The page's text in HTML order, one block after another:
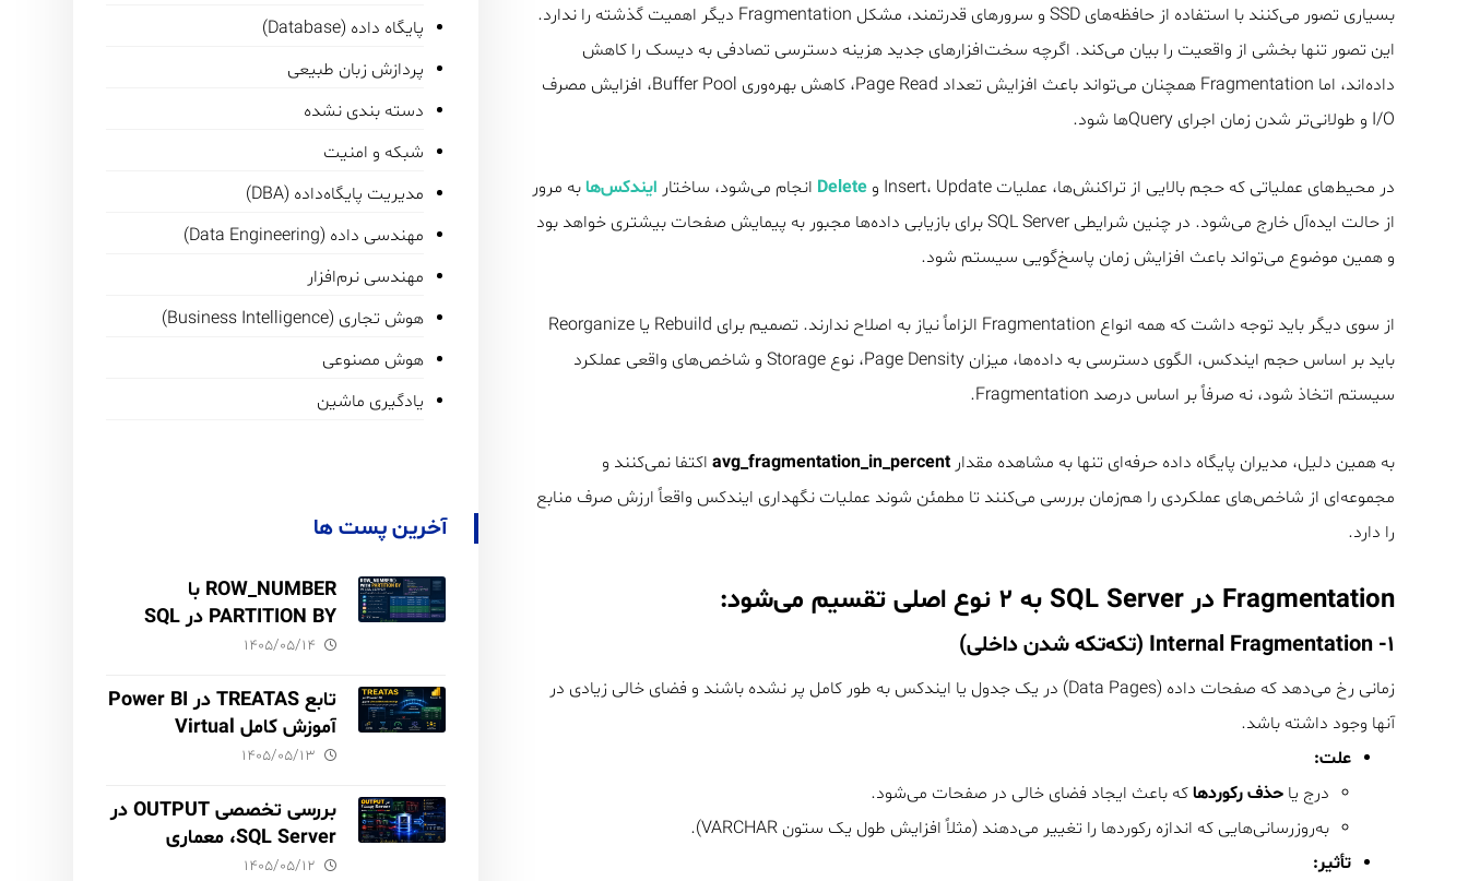
بسیاری تصور می‌کنند با استفاده از حافظه‌های SSD و سرورهای قدرتمند، مشکل Fragmentation دیگر اهمیت گذشته را ندارد.
این تصور تنها بخشی از واقعیت را بیان می‌کند. اگرچه سخت‌افزارهای جدید هزینه دسترسی تصادفی به دیسک را کاهش
داده‌اند، اما Fragmentation همچنان می‌تواند باعث افزایش تعداد Page Read، کاهش بهره‌وری Buffer Pool، افزایش مصرف
I/O و طولانی‌تر شدن زمان اجرای Queryها شود.
در محیط‌های عملیاتی که حجم بالایی از تراکنش‌ها، عملیات Insert، Update و Delete انجام می‌شود، ساختار ایندکس‌هابه مرور
از حالت ایده‌آل خارج می‌شود. در چنین شرایطی SQL Server برای بازیابی داده‌ها مجبور به پیمایش صفحات بیشتری خواهد بود
و همین موضوع می‌تواند باعث افزایش زمان پاسخ‌گویی سیستم شود.
از سوی دیگر باید توجه داشت که همه انواع Fragmentation الزاماً نیاز به اصلاح ندارند. تصمیم برای Rebuild یا Reorganize
باید بر اساس حجم ایندکس، الگوی دسترسی به داده‌ها، میزان Page Density، نوع Storage و شاخص‌های واقعی عملکرد
سیستم اتخاذ شود، نه صرفاً بر اساس درصد Fragmentation.
به همین دلیل، مدیران پایگاه داده حرفه‌ای تنها به مشاهده مقدارavg_fragmentation_in_percent اکتفا نمی‌کنند و
مجموعه‌ای از شاخص‌های عملکردی را هم‌زمان بررسی می‌کنند تا مطمئن شوند عملیات نگهداری ایندکس واقعاً ارزش صرف منابع
را دارد.
Fragmentation در SQL Server به ۲ نوع اصلی تقسیم می‌شود:
۱- Internal Fragmentation (تکه‌تکه شدن داخلی)
زمانی رخ می‌دهد که صفحات داده (Data Pages) در یک جدول یا ایندکس به طور کامل پر نشده باشند و فضای خالی زیادی در
آنها وجود داشته باشد.
علت:
درج یاحذف رکوردهاکه باعث ایجاد فضای خالی در صفحات می‌شود.
به‌روزرسانی‌هایی که اندازه رکوردها را تغییر می‌دهند (مثلاً افزایش طول یک ستون VARCHAR).
تأثیر:
پایگاه داده (Database)
پردازش زبان طبیعی
دسته بندی نشده
شبکه و امنیت
مدیریت پایگاه‌داده (DBA)
مهندسی داده (Data Engineering)
مهندسی نرم‌افزار
هوش تجاری (Business Intelligence)
هوش مصنوعی
یادگیری ماشین
آخرین پست ها
ROW_NUMBER با
PARTITION BY در SQL
Server آموزش کامل با مثال۱۴۰۵/۰۵/۱۴
تابع TREATAS در Power BI
آموزش کامل Virtual
Relationship،
USERELATIONSHIP
۱۴۰۵/۰۵/۱۳
بررسی تخصصی OUTPUT در
SQL Server، معماری
۱۴۰۵/۰۵/۱۲